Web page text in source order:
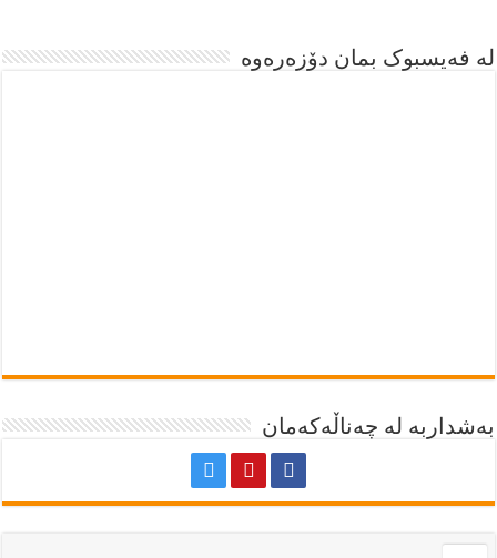
لە فەیسبوک بمان دۆزەرەوە
بەشداربە لە چەناڵەکەمان